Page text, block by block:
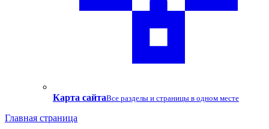
Карта сайтаВсе разделы и страницы в одном месте
Главная страница